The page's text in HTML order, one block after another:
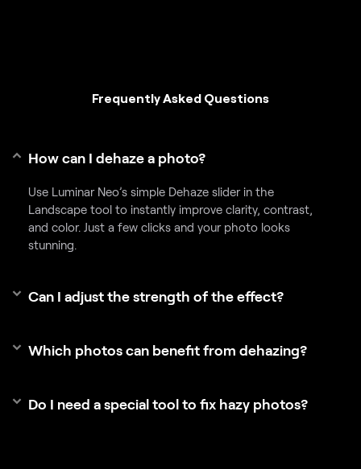
Frequently Asked Questions
How can I dehaze a photo?
Use Luminar Neo’s simple Dehaze slider in the
Landscape tool to instantly improve clarity, contrast,
and color. Just a few clicks and your photo looks
stunning.
Can I adjust the strength of the effect?
Which photos can benefit from dehazing?
Do I need a special tool to fix hazy photos?